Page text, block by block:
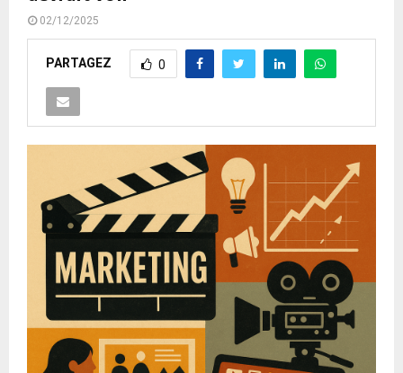
02/12/2025
PARTAGEZ 0